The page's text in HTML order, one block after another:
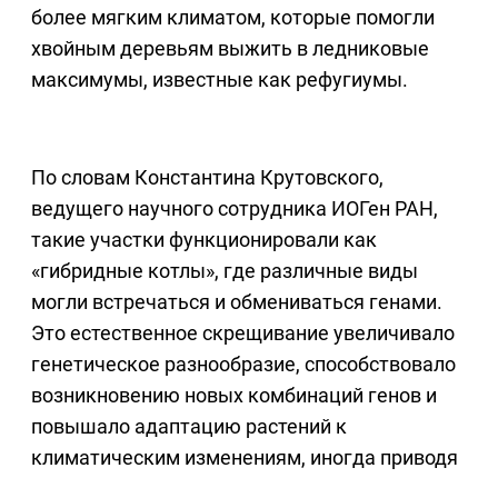
более мягким климатом, которые помогли
хвойным деревьям выжить в ледниковые
максимумы, известные как рефугиумы.
По словам Константина Крутовского,
ведущего научного сотрудника ИОГен РАН,
такие участки функционировали как
«гибридные котлы», где различные виды
могли встречаться и обмениваться генами.
Это естественное скрещивание увеличивало
генетическое разнообразие, способствовало
возникновению новых комбинаций генов и
повышало адаптацию растений к
климатическим изменениям, иногда приводя